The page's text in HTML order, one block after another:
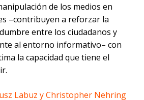
de los medios en
–contribuyen a reforzar la
entre los ciudadanos y
al entorno informativo– con
la capacidad que tiene el
Labuz y Christopher Nehring